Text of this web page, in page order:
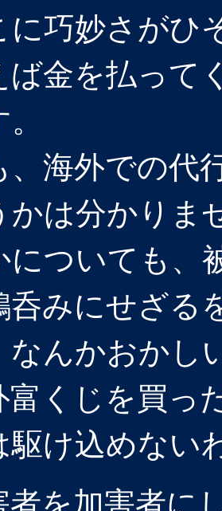
に巧妙さがひ
ば金を払って
、海外での代
かは分かりま
についても、
呑みにせざる
なんかおかし
富くじを買っ
駆け込めない
者を加害者に